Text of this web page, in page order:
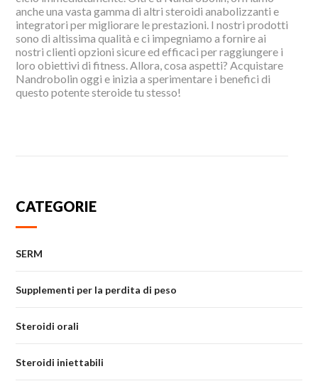
anche una vasta gamma di altri steroidi anabolizzanti e
integratori per migliorare le prestazioni. I nostri prodotti
sono di altissima qualità e ci impegniamo a fornire ai
nostri clienti opzioni sicure ed efficaci per raggiungere i
loro obiettivi di fitness. Allora, cosa aspetti? Acquistare
Nandrobolin oggi e inizia a sperimentare i benefici di
questo potente steroide tu stesso!
CATEGORIE
SERM
Supplementi per la perdita di peso
Steroidi orali
Steroidi iniettabili